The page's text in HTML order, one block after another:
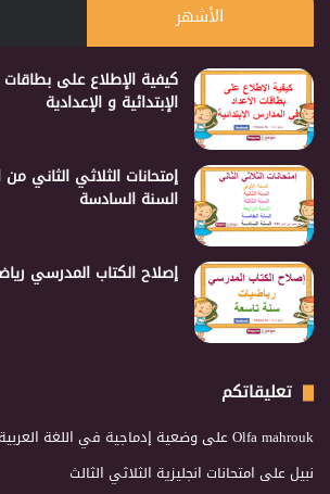
الأشهر
كيفية الإطلاع على
الإبتدائية و الإعدادية
إمتحانات الثلاثي الثاني
السنة السادسة
إصلاح الكتاب المدرسي
تعليقاتكم
Olfa mahroukعلى وضعية إدماجية في اللغة
نبيلعلى امتحانات انجليزية الثلاثي الثالث